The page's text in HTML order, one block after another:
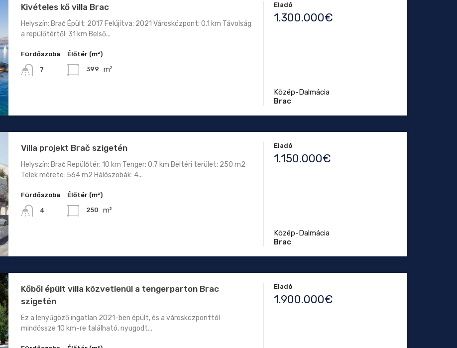
Kivételes kő villa Brac
Helyszín: Brač Épült: 2017 Felújítva: 2021 Városközpont: 0.1 km Távolság
a repülőtértől: 31 km Belső...
Fürdőszoba
7
Élőtér (m²)
399 m²
Eladó
1.300.000€
Közép-Dalmácia
Brac
Villa projekt Brač szigetén
Helyszín: Brač Repülőtér: 10 km Tenger: 0,7 km Beltéri terület: 250 m2
Telek mérete: 564 m2 Hálószobák: 4...
Fürdőszoba
4
Élőtér (m²)
250 m²
Eladó
1.150.000€
Közép-Dalmácia
Brac
Kőből épült villa közvetlenül a tengerparton Brac
szigetén
Ez a lenyűgöző ingatlan 2021-ben épült, és a városközponttól
mindössze 10 km-re található, nyugodt...
Eladó
1.900.000€